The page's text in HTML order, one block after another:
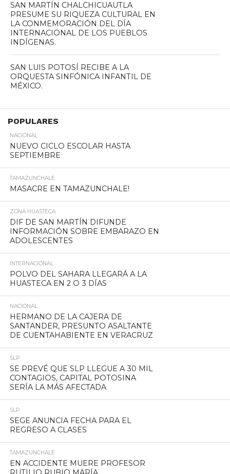
SAN MARTÍN CHALCHICUAUTLA
PRESUME SU RIQUEZA CULTURAL EN
LA CONMEMORACIÓN DEL DÍA
INTERNACIONAL DE LOS PUEBLOS
INDÍGENAS.
SAN LUIS POTOSÍ RECIBE A LA
ORQUESTA SINFÓNICA INFANTIL DE
MÉXICO.
POPULARES
NACIONAL
NUEVO CICLO ESCOLAR HASTA
SEPTIEMBRE
TAMAZUNCHALE
MASACRE EN TAMAZUNCHALE!
ZONA HUASTECA
DIF DE SAN MARTÍN DIFUNDE
INFORMACIÓN SOBRE EMBARAZO EN
ADOLESCENTES
INTERNACIONAL
POLVO DEL SAHARA LLEGARÁ A LA
HUASTECA EN 2 O 3 DÍAS
NACIONAL
HERMANO DE LA CAJERA DE
SANTANDER, PRESUNTO ASALTANTE
DE CUENTAHABIENTE EN VERACRUZ
SLP
SE PREVÉ QUE SLP LLEGUE A 30 MIL
CONTAGIOS, CAPITAL POTOSINA
SERÍA LA MÁS AFECTADA
SLP
SEGE ANUNCIA FECHA PARA EL
REGRESO A CLASES
TAMAZUNCHALE
EN ACCIDENTE MUERE PROFESOR